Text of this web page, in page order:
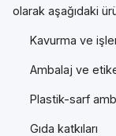
olarak aşağıdaki
Kavurma ve
Ambalaj ve
Plastik-sarf
Gıda katkıları